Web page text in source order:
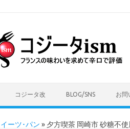
コジータ改 BLOG/SNS お問
ーツ･パン » 夕方喫茶 岡崎市 砂糖不